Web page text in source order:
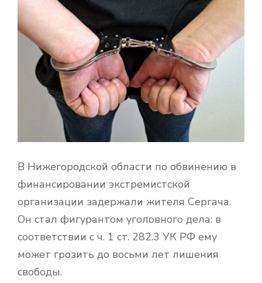
Е
Ю
В Нижегородской области по обвинению в
финансировании экстремистской
организации задержали жителя Сергача.
Он стал фигурантом уголовного дела: в
соответствии с ч. 1 ст. 282.3 УК РФ ему
может грозить до восьми лет лишения
свободы.